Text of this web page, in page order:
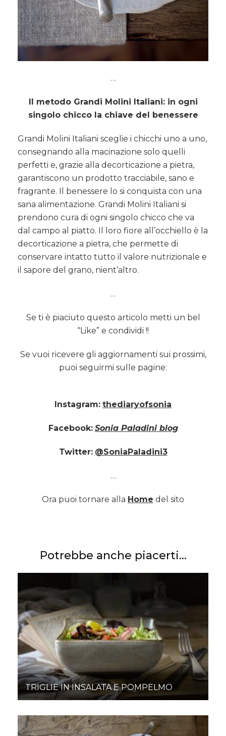
…
Il metodo Grandi Molini Italiani: in ogni
singolo chicco la chiave del benessere
Grandi Molini Italiani sceglie i chicchi uno a uno,
consegnando alla macinazione solo quelli
perfetti e, grazie alla decorticazione a pietra,
garantiscono un prodotto tracciabile, sano e
fragrante. Il benessere lo si conquista con una
sana alimentazione. Grandi Molini Italiani si
prendono cura di ogni singolo chicco che va
dal campo al piatto. Il loro fiore all’occhiello è la
decorticazione a pietra, che permette di
conservare intatto tutto il valore nutrizionale e
il sapore del grano, nient’altro.
…
Se ti è piaciuto questo articolo metti un bel
“Like” e condividi !!
Se vuoi ricevere gli aggiornamenti sui prossimi,
puoi seguirmi sulle pagine:
Instagram: thediaryofsonia
Facebook: Sonia Paladini blog
Twitter: @SoniaPaladini3
…
Ora puoi tornare alla Home del sito
Potrebbe anche piacerti...
TRIGLIE IN INSALATA E POMPELMO